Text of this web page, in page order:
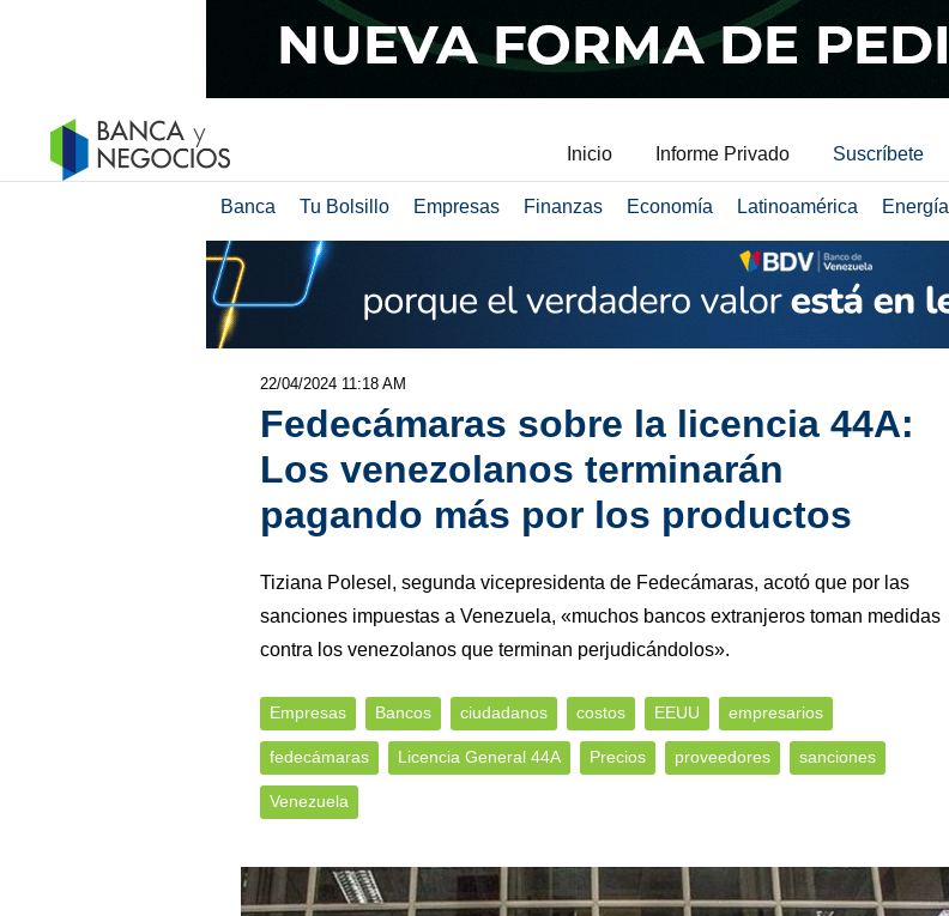
Inicio Informe Privado Suscríbete
Banca Tu Bolsillo Empresas Finanzas Economía Latinoamérica Energía
22/04/2024 11:18 AM
Fedecámaras sobre la licencia 44A:
Los venezolanos terminarán
pagando más por los productos
Tiziana Polesel, segunda vicepresidenta de Fedecámaras, acotó que por las
sanciones impuestas a Venezuela, «muchos bancos extranjeros toman medidas
contra los venezolanos que terminan perjudicándolos».
Empresas Bancos ciudadanos costos EEUU empresarios
fedecámaras Licencia General 44A Precios proveedores sanciones
Venezuela